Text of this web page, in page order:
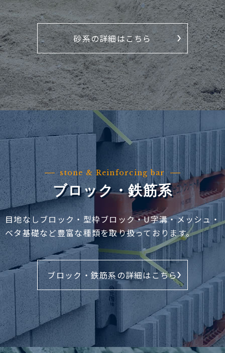
砂系の詳細はこちら
stone & Reinforcing bar
ブロック・鉄筋系
目地なしブロック・型枠ブロック・U字溝・メッシュ・
ベタ基礎など豊富な種類を取り扱っております。
ブロック・鉄筋系の詳細はこちら